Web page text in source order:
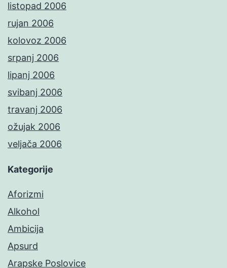
listopad 2006
rujan 2006
kolovoz 2006
srpanj 2006
lipanj 2006
svibanj 2006
travanj 2006
ožujak 2006
veljača 2006
Kategorije
Aforizmi
Alkohol
Ambicija
Apsurd
Arapske Poslovice